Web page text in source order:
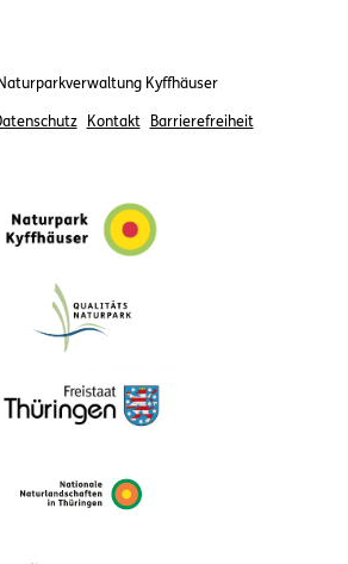
Kyffhäuser
Kontakt Barrierefreiheit